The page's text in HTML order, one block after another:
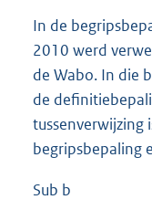
In de
2010 werd
de Wabo. In die
de
tussenverwijzing
begripsbepaling
Sub b